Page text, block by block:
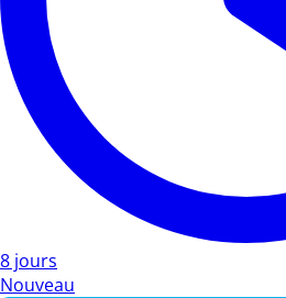
8 jours
Nouveau